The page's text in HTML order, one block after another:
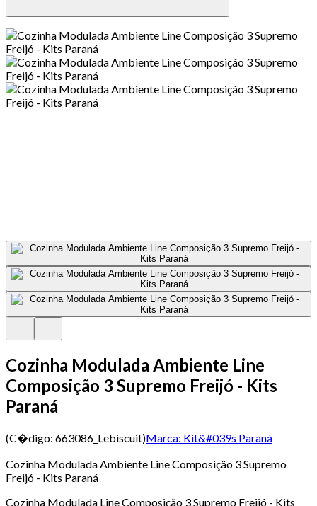
Cozinha Modulada Ambiente Line
Composição 3 Supremo Freijó - Kits
Paraná
(C�digo: 663086_Lebiscuit)Marca: Kit&#039s Paraná
Cozinha Modulada Ambiente Line Composição 3 Supremo
Freijó - Kits Paraná
Cozinha Modulada Line Composição 3 Supremo Freijó - Kits